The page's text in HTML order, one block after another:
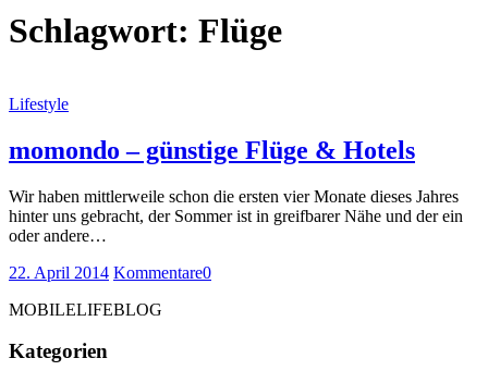
Schlagwort: Flüge
Lifestyle
momondo – günstige Flüge & Hotels
Wir haben mittlerweile schon die ersten vier Monate dieses Jahres
hinter uns gebracht, der Sommer ist in greifbarer Nähe und der ein
oder andere…
22. April 2014 Kommentare0
MOBILELIFEBLOG
Kategorien